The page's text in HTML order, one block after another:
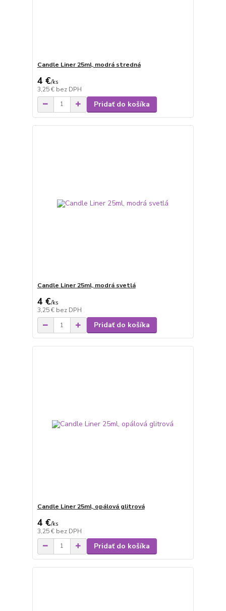
Candle Liner 25ml, modrá stredná
4 €/ks
3,25 € bez DPH
Pridať do košíka
Candle Liner 25ml, modrá svetlá
4 €/ks
3,25 € bez DPH
Pridať do košíka
Candle Liner 25ml, opálová glitrová
4 €/ks
3,25 € bez DPH
Pridať do košíka